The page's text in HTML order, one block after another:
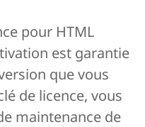
pour HTML
est garantie
que vous
de licence, vous
maintenance de